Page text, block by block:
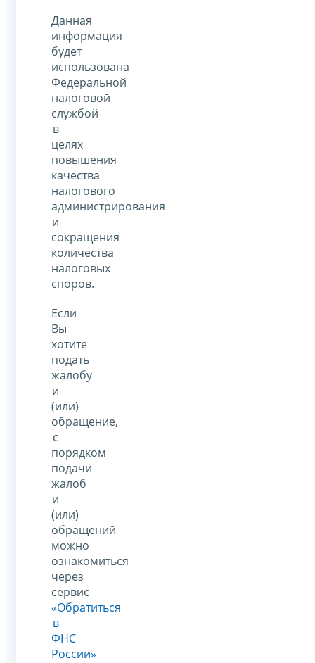
Данная
информация
будет
использована
Федеральной
налоговой
службой
в
целях
повышения
качества
налогового
администрирования
и
сокращения
количества
налоговых
споров.
Если
Вы
хотите
подать
жалобу
и
(или)
обращение,
с
порядком
подачи
жалоб
и
(или)
обращений
можно
ознакомиться
через
сервис
«Обратиться
в
ФНС
России»